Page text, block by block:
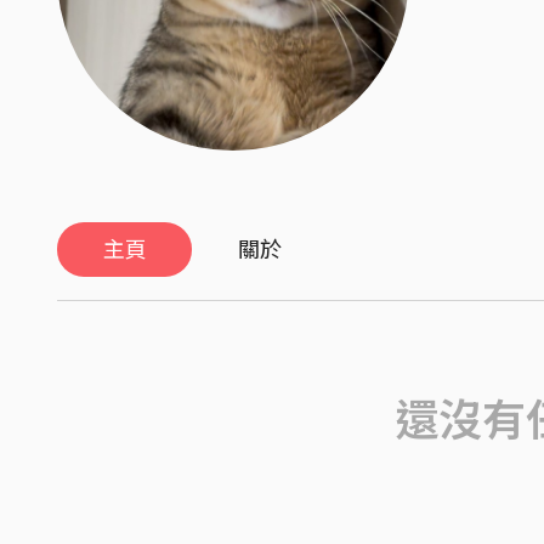
主頁 關於
還沒有